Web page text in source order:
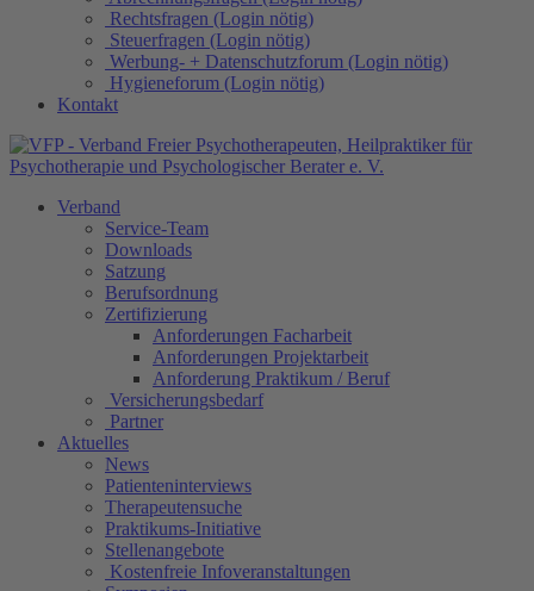
Rechtsfragen (Login nötig)
Steuerfragen (Login nötig)
Werbung- + Datenschutzforum (Login nötig)
Hygieneforum (Login nötig)
Kontakt
Verband
Service-Team
Downloads
Satzung
Berufsordnung
Zertifizierung
Anforderungen Facharbeit
Anforderungen Projektarbeit
Anforderung Praktikum / Beruf
Versicherungsbedarf
Partner
Aktuelles
News
Patienteninterviews
Therapeutensuche
Praktikums-Initiative
Stellenangebote
Kostenfreie Infoveranstaltungen